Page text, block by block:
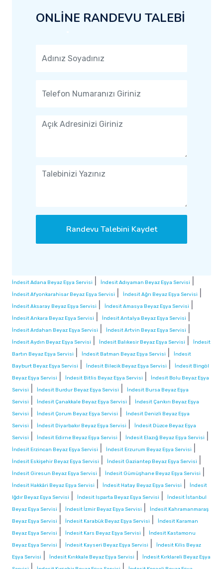
ONLİNE RANDEVU TALEBİ
Randevu Talebini Kaydet
İndesit Adana Beyaz Eşya Servisi İndesit Adıyaman Beyaz Eşya Servisi
İndesit Afyonkarahisar Beyaz Eşya Servisi İndesit Ağrı Beyaz Eşya Servisi
İndesit Aksaray Beyaz Eşya Servisi İndesit Amasya Beyaz Eşya Servisi
İndesit Ankara Beyaz Eşya Servisi İndesit Antalya Beyaz Eşya Servisi
İndesit Ardahan Beyaz Eşya Servisi İndesit Artvin Beyaz Eşya Servisi
İndesit Aydın Beyaz Eşya Servisi İndesit Balıkesir Beyaz Eşya Servisi
İndesit
Bartın Beyaz Eşya Servisi
İndesit Batman Beyaz Eşya Servisi
İndesit
Bayburt Beyaz Eşya Servisi
İndesit Bilecik Beyaz Eşya Servisi
İndesit Bingöl
Beyaz Eşya Servisi
İndesit Bitlis Beyaz Eşya Servisi
İndesit Bolu Beyaz Eşya
Servisi
İndesit Burdur Beyaz Eşya Servisi
İndesit Bursa Beyaz Eşya
Servisi
İndesit Çanakkale Beyaz Eşya Servisi
İndesit Çankırı Beyaz Eşya
Servisi
İndesit Çorum Beyaz Eşya Servisi
İndesit Denizli Beyaz Eşya
Servisi
İndesit Diyarbakır Beyaz Eşya Servisi
İndesit Düzce Beyaz Eşya
Servisi
İndesit Edirne Beyaz Eşya Servisi İndesit Elazığ Beyaz Eşya Servisi
İndesit Erzincan Beyaz Eşya Servisi İndesit Erzurum Beyaz Eşya Servisi
İndesit Eskişehir Beyaz Eşya Servisi İndesit Gaziantep Beyaz Eşya Servisi
İndesit Giresun Beyaz Eşya Servisi İndesit Gümüşhane Beyaz Eşya Servisi
İndesit Hakkâri Beyaz Eşya Servisi İndesit Hatay Beyaz Eşya Servisi
İndesit
Iğdır Beyaz Eşya Servisi
İndesit Isparta Beyaz Eşya Servisi
İndesit İstanbul
Beyaz Eşya Servisi
İndesit İzmir Beyaz Eşya Servisi
İndesit Kahramanmaraş
Beyaz Eşya Servisi
İndesit Karabük Beyaz Eşya Servisi
İndesit Karaman
Beyaz Eşya Servisi
İndesit Kars Beyaz Eşya Servisi
İndesit Kastamonu
Beyaz Eşya Servisi
İndesit Kayseri Beyaz Eşya Servisi
İndesit Kilis Beyaz
Eşya Servisi
İndesit Kırıkkale Beyaz Eşya Servisi
İndesit Kırklareli Beyaz Eşya